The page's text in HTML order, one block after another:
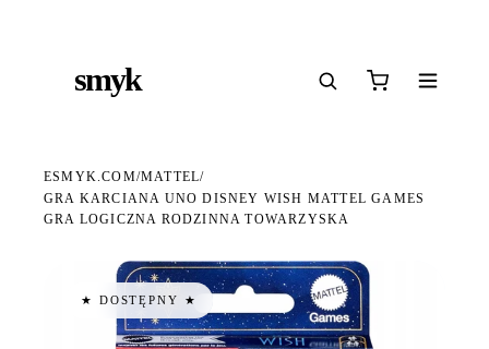
smyk
ESMYK.COM/MATTEL/
GRA KARCIANA UNO DISNEY WISH MATTEL GAMES
GRA LOGICZNA RODZINNA TOWARZYSKA
★ DOSTĘPNY ★